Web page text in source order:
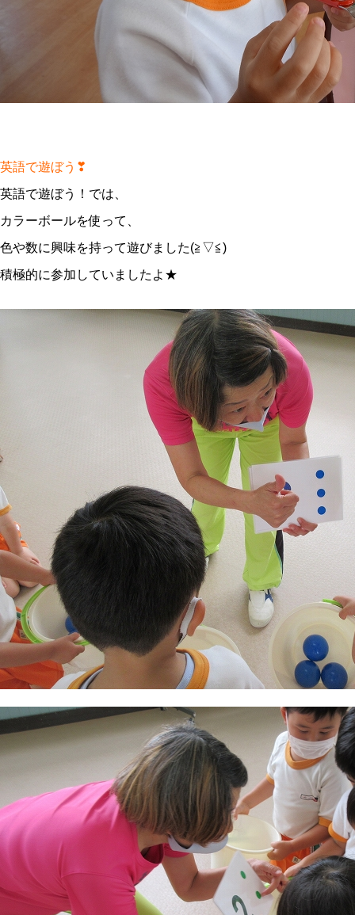
英語で遊ぼう❣
英語で遊ぼう！では、
カラーボールを使って、
色や数に興味を持って遊びました(≧▽≦)
積極的に参加していましたよ★